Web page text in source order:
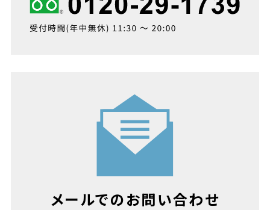
メールでのお問い合わせ